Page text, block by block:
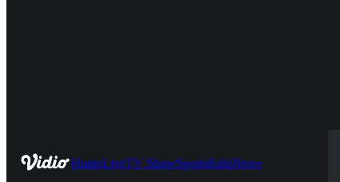
HomeLiveTV ShowSportsKidsNews